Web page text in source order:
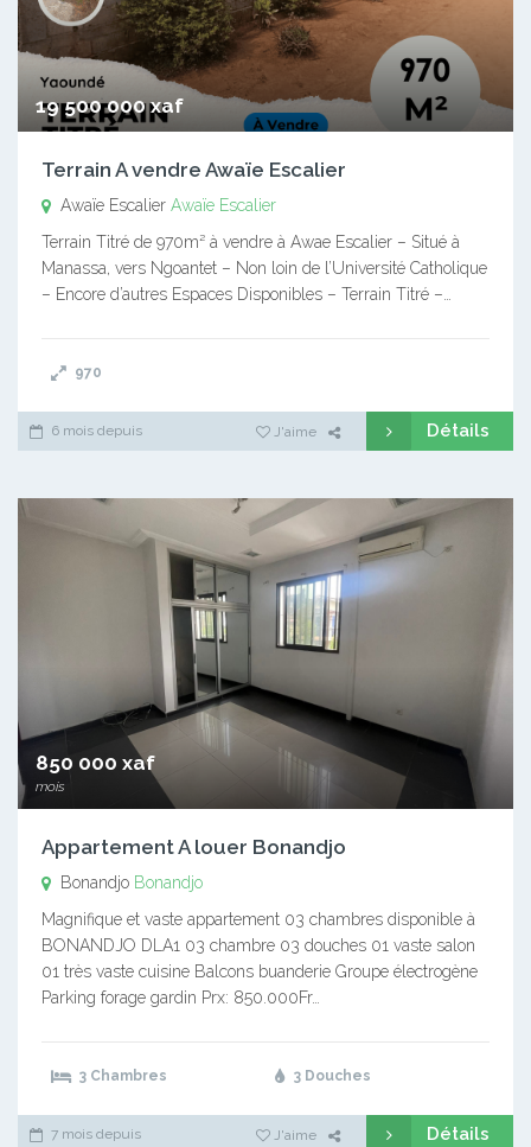
19 500 000 xaf
Terrain A vendre Awaïe Escalier
Awaïe Escalier Awaïe Escalier
Terrain Titré de 970m² à vendre à Awae Escalier – Situé à
Manassa, vers Ngoantet – Non loin de l’Université Catholique
– Encore d’autres Espaces Disponibles – Terrain Titré –…
970
6 mois depuis J'aime Détails
850 000 xaf
mois
Appartement A louer Bonandjo
Bonandjo Bonandjo
Magnifique et vaste appartement 03 chambres disponible à
BONANDJO DLA1 03 chambre 03 douches 01 vaste salon
01 très vaste cuisine Balcons buanderie Groupe électrogène
Parking forage gardin Prx: 850.000Fr…
3 Chambres 3 Douches
7 mois depuis J'aime Détails